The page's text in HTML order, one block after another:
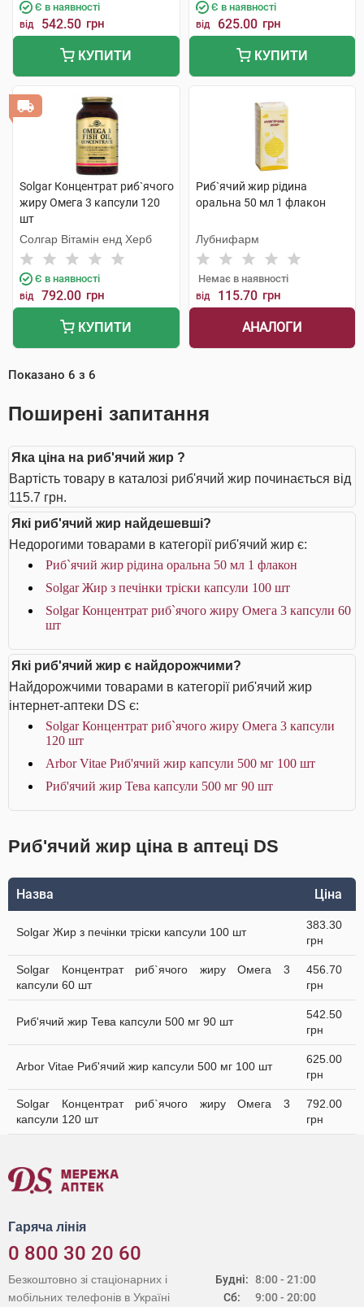
Є в наявності
від 542.50 грн
КУПИТИ
Є в наявності
від 625.00 грн
КУПИТИ
Solgar Концентрат риб`ячого
жиру Омега 3 капсули 120
шт
Солгар Вітамін енд Херб
Є в наявності
від 792.00 грн
КУПИТИ
Риб`ячий жир рідина
оральна 50 мл 1 флакон
Лубнифарм
Немає в наявності
від 115.70 грн
АНАЛОГИ
Показано 6 з 6
Поширені запитання
Яка ціна на риб'ячий жир ?
Вартість товару в каталозі риб'ячий жир починається від
115.7 грн.
Які риб'ячий жир найдешевші?
Недорогими товарами в категорії риб'ячий жир є:
Риб`ячий жир рідина оральна 50 мл 1 флакон
Solgar Жир з печінки тріски капсули 100 шт
Solgar Концентрат риб`ячого жиру Омега 3 капсули 60
шт
Які риб'ячий жир є найдорожчими?
Найдорожчими товарами в категорії риб'ячий жир
інтернет-аптеки DS є:
Solgar Концентрат риб`ячого жиру Омега 3 капсули
120 шт
Arbor Vitae Риб'ячий жир капсули 500 мг 100 шт
Риб'ячий жир Тева капсули 500 мг 90 шт
Риб'ячий жир ціна в аптеці DS
Назва Ціна
Solgar Жир з печінки тріски капсули 100 шт
383.30
грн
Solgar Концентрат риб`ячого жиру Омега 3
капсули 60 шт
456.70
грн
Риб'ячий жир Тева капсули 500 мг 90 шт
542.50
грн
Arbor Vitae Риб'ячий жир капсули 500 мг 100 шт
625.00
грн
Solgar Концентрат риб`ячого жиру Омега 3
капсули 120 шт
792.00
грн
Гаряча лінія
0 800 30 20 60
Будні:
Сб:
8:00 - 21:00
9:00 - 20:00
Безкоштовно зі стаціонарних і
мобільних телефонів в Україні